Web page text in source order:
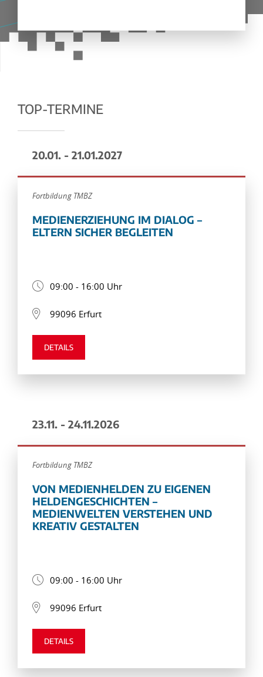
TOP-TERMINE
20.01. - 21.01.2027
Fortbildung TMBZ
MEDIENERZIEHUNG IM DIALOG –
ELTERN SICHER BEGLEITEN
09:00 - 16:00 Uhr
99096 Erfurt
DETAILS
23.11. - 24.11.2026
Fortbildung TMBZ
VON MEDIENHELDEN ZU EIGENEN
HELDENGESCHICHTEN –
MEDIENWELTEN VERSTEHEN UND
KREATIV GESTALTEN
09:00 - 16:00 Uhr
99096 Erfurt
DETAILS